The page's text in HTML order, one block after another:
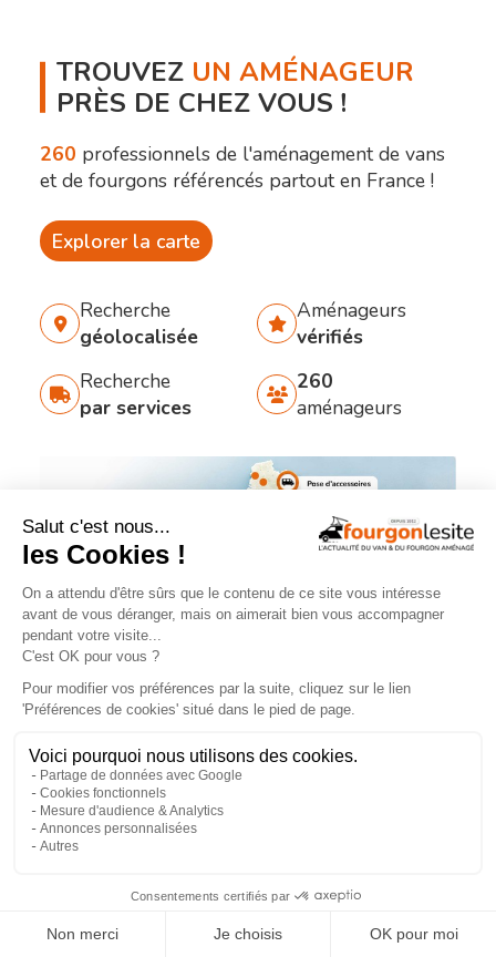
TROUVEZ UN AMÉNAGEUR
PRÈS DE CHEZ VOUS !
260 professionnels de l'aménagement de vans
et de fourgons référencés partout en France !
Explorer la carte
Recherche
géolocalisée
Aménageurs
vérifiés
Recherche
par services
260
aménageurs
NOS ÉVÉNEMENTS